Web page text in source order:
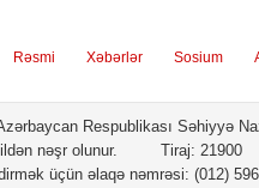
Rəsmi Xəbərlər Sosium
Respublikası Səhiyyə
ildən nəşr olunur. Tiraj: 21900
üçün əlaqə nəmrəsi: (012)